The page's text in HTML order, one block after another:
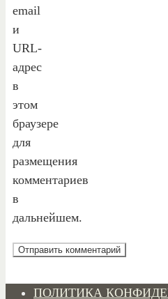
email
и
URL-
адрес
в
этом
браузере
для
размещения
комментариев
в
дальнейшем.
ПОЛИТИКА